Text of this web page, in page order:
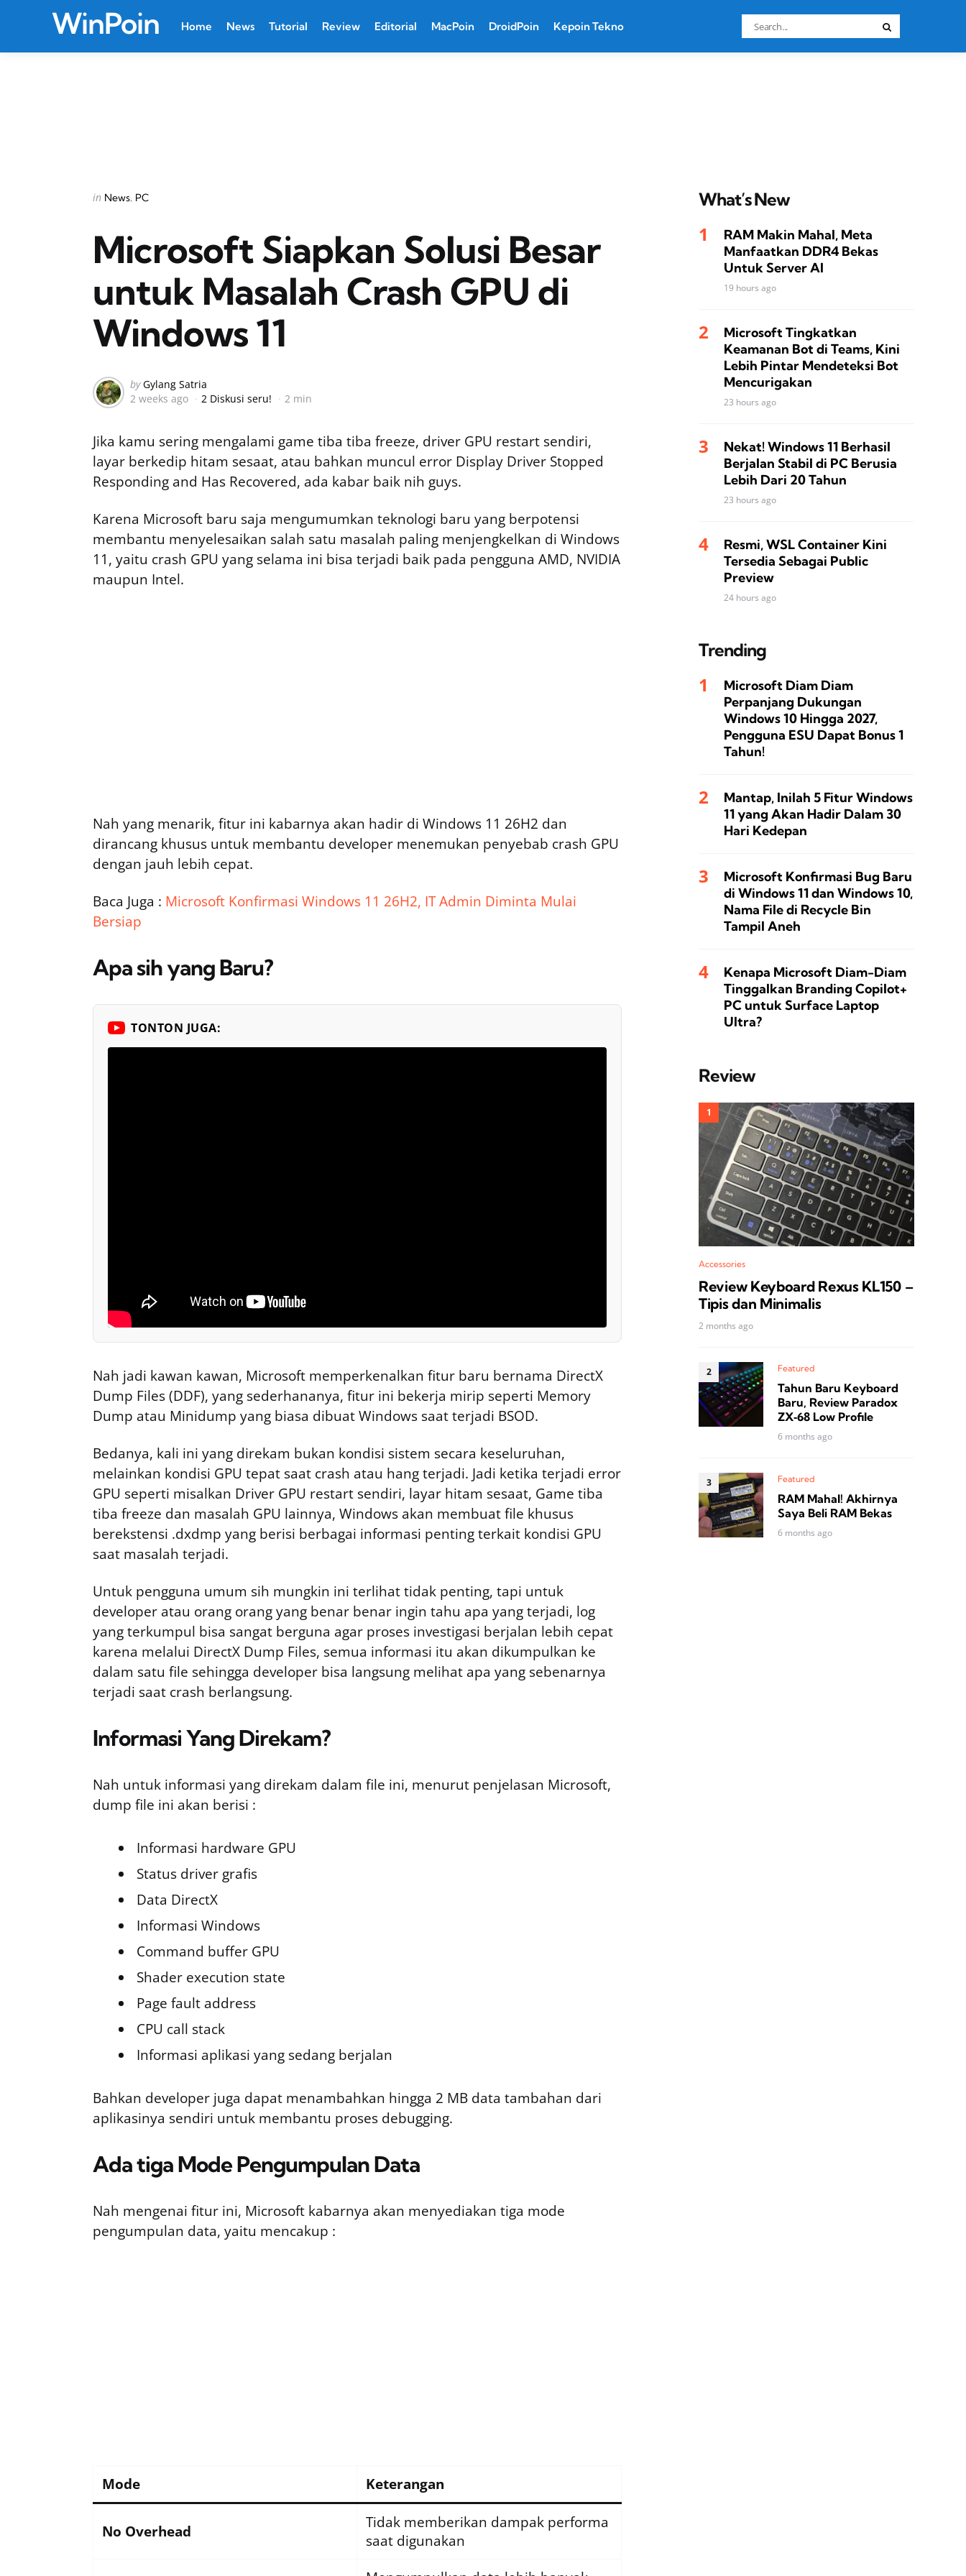
WinPoin Home News Tutorial Review Editorial MacPoin DroidPoin Kepoin Tekno
Search
for:
Categories
Posted
in News PC
Microsoft Siapkan Solusi Besar
untuk Masalah Crash GPU di
Windows 11
Posted
by
by Gylang Satria
2 weeks ago
2 Diskusi seru! 2 min
Jika kamu sering mengalami game tiba tiba freeze, driver GPU restart sendiri,
layar berkedip hitam sesaat, atau bahkan muncul error Display Driver Stopped
Responding and Has Recovered, ada kabar baik nih guys.
Karena Microsoft baru saja mengumumkan teknologi baru yang berpotensi
membantu menyelesaikan salah satu masalah paling menjengkelkan di Windows
11, yaitu crash GPU yang selama ini bisa terjadi baik pada pengguna AMD, NVIDIA
maupun Intel.
Nah yang menarik, fitur ini kabarnya akan hadir di Windows 11 26H2 dan
dirancang khusus untuk membantu developer menemukan penyebab crash GPU
dengan jauh lebih cepat.
Baca Juga : Microsoft Konfirmasi Windows 11 26H2, IT Admin Diminta Mulai
Bersiap
Apa sih yang Baru?
TONTON JUGA:
Nah jadi kawan kawan, Microsoft memperkenalkan fitur baru bernama DirectX
Dump Files (DDF), yang sederhananya, fitur ini bekerja mirip seperti Memory
Dump atau Minidump yang biasa dibuat Windows saat terjadi BSOD.
Bedanya, kali ini yang direkam bukan kondisi sistem secara keseluruhan,
melainkan kondisi GPU tepat saat crash atau hang terjadi. Jadi ketika terjadi error
GPU seperti misalkan Driver GPU restart sendiri, layar hitam sesaat, Game tiba
tiba freeze dan masalah GPU lainnya, Windows akan membuat file khusus
berekstensi .dxdmp yang berisi berbagai informasi penting terkait kondisi GPU
saat masalah terjadi.
Untuk pengguna umum sih mungkin ini terlihat tidak penting, tapi untuk
developer atau orang orang yang benar benar ingin tahu apa yang terjadi, log
yang terkumpul bisa sangat berguna agar proses investigasi berjalan lebih cepat
karena melalui DirectX Dump Files, semua informasi itu akan dikumpulkan ke
dalam satu file sehingga developer bisa langsung melihat apa yang sebenarnya
terjadi saat crash berlangsung.
Informasi Yang Direkam?
Nah untuk informasi yang direkam dalam file ini, menurut penjelasan Microsoft,
dump file ini akan berisi :
Informasi hardware GPU
Status driver grafis
Data DirectX
Informasi Windows
Command buffer GPU
Shader execution state
Page fault address
CPU call stack
Informasi aplikasi yang sedang berjalan
Bahkan developer juga dapat menambahkan hingga 2 MB data tambahan dari
aplikasinya sendiri untuk membantu proses debugging.
Ada tiga Mode Pengumpulan Data
Nah mengenai fitur ini, Microsoft kabarnya akan menyediakan tiga mode
pengumpulan data, yaitu mencakup :
Mode Keterangan
No Overhead
Tidak memberikan dampak performa
saat digunakan
What’s New
RAM Makin Mahal, Meta
Manfaatkan DDR4 Bekas
Untuk Server AI
19 hours ago
Microsoft Tingkatkan
Keamanan Bot di Teams, Kini
Lebih Pintar Mendeteksi Bot
Mencurigakan
23 hours ago
Nekat! Windows 11 Berhasil
Berjalan Stabil di PC Berusia
Lebih Dari 20 Tahun
23 hours ago
Resmi, WSL Container Kini
Tersedia Sebagai Public
Preview
24 hours ago
Trending
Microsoft Diam Diam
Perpanjang Dukungan
Windows 10 Hingga 2027,
Pengguna ESU Dapat Bonus 1
Tahun!
Mantap, Inilah 5 Fitur Windows
11 yang Akan Hadir Dalam 30
Hari Kedepan
Microsoft Konfirmasi Bug Baru
di Windows 11 dan Windows 10,
Nama File di Recycle Bin
Tampil Aneh
Kenapa Microsoft Diam-Diam
Tinggalkan Branding Copilot+
PC untuk Surface Laptop
Ultra?
Review
Accessories
Review Keyboard Rexus KL150 –
Tipis dan Minimalis
2 months ago
Featured
Tahun Baru Keyboard
Baru, Review Paradox
ZX‑68 Low Profile
6 months ago
Featured
RAM Mahal! Akhirnya
Saya Beli RAM Bekas
6 months ago